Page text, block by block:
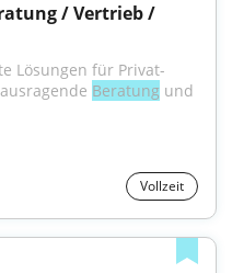
/ Vertrieb /
Lösungen für Privat-
Beratung und
Vollzeit